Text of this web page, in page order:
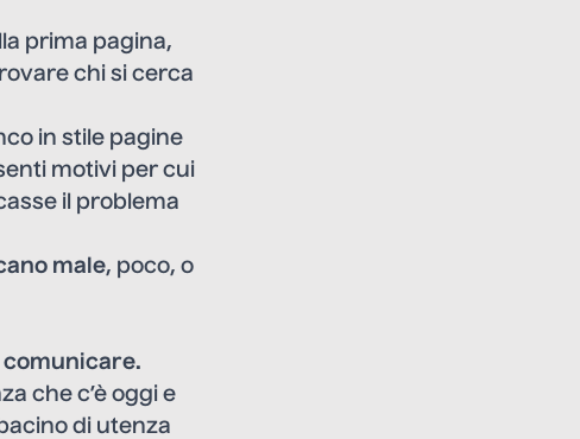
prima pagina,
chi si cerca
in stile pagine
motivi per cui
il problema
male, poco, o
comunicare.
che c’è oggi e
di utenza